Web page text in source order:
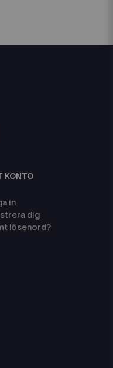
KONTO
in
dig
lösenord?